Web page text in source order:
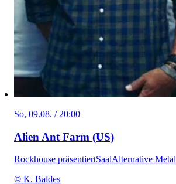
So, 09.08. / 20:00
Alien Ant Farm (US)
Rockhouse präsentiertSaalAlternative Metal
© K. Baldes